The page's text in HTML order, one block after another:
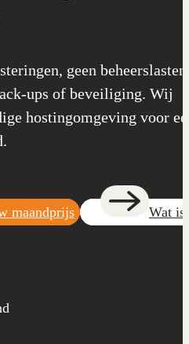
geen beheerslasten
ups of beveiliging. Wij
hostingomgeving voor
maandprijs
Wat is